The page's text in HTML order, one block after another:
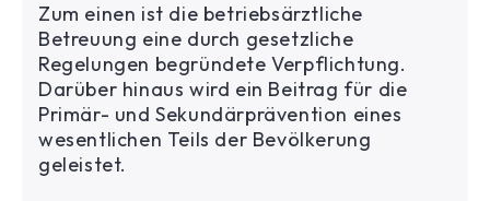
Zum einen ist die betriebsärztliche
Betreuung eine durch gesetzliche
Regelungen begründete Verpflichtung.
Darüber hinaus wird ein Beitrag für die
Primär- und Sekundärprävention eines
wesentlichen Teils der Bevölkerung
geleistet.